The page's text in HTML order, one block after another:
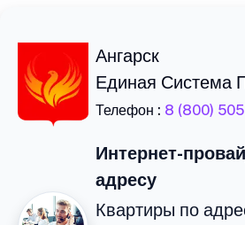
Ангарск
Единая Система
Телефон : 8 (800)
Интернет-
адресу
Квартиры по